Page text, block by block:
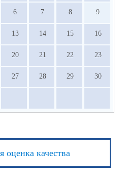
6 7 8 9
13 14 15 16
20 21 22 23
27 28 29 30
оценка качества